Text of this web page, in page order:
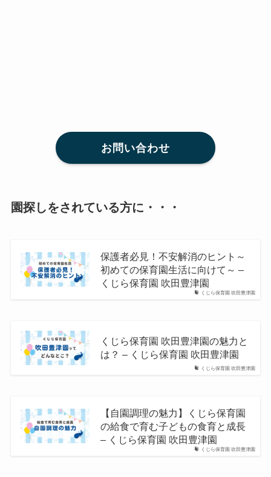
お問い合わせ
園探しをされている方に・・・
くじら保育園 吹田豊津園
保護者必見！不安解消のヒント～
初めての保育園生活に向けて～ –
くじら保育園 吹田豊津園
くじら保育園 吹田豊津園
くじら保育園 吹田豊津園の魅力と
は？ – くじら保育園 吹田豊津園
くじら保育園 吹田豊津園
【自園調理の魅力】くじら保育園
の給食で育む子どもの食育と成長
– くじら保育園 吹田豊津園